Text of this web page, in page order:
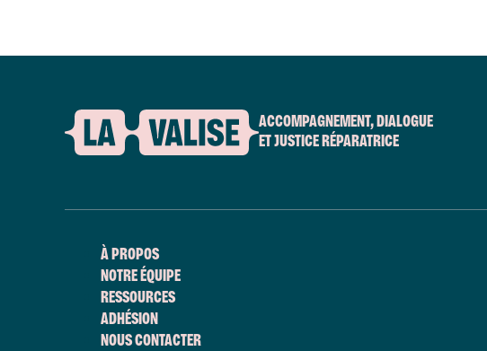
ACCOMPAGNEMENT, DIALOGUE
ET JUSTICE RÉPARATRICE
À PROPOS
NOTRE ÉQUIPE
RESSOURCES
ADHÉSION
NOUS CONTACTER